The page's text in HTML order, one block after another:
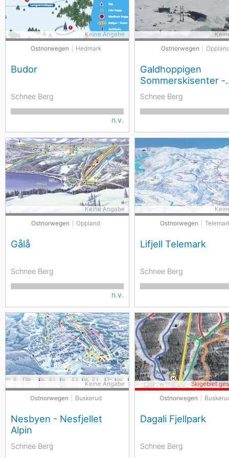
Ostnorwegen Hedmark
Budor
Keine Angabe
Schnee Berg
n.v.
Ostnorwegen
Galdhoppigen
Sommerskisenter -
Juvass
Schnee Berg
Ostnorwegen Oppland
Gålå
Keine Angabe
Schnee Berg
n.v.
Ostnorwegen
Lifjell Telemark
Schnee Berg
Ostnorwegen Buskerud
Nesbyen - Nesfjellet
Alpin
Keine Angabe
Schnee Berg
Ostnorwegen
Dagali Fjellpark
Skigebiet
Schnee Berg